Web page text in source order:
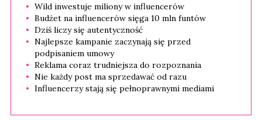
Wild inwestuje miliony w influencerów
Budżet na influencerów sięga 10 mln funtów
Dziś liczy się autentyczność
Najlepsze kampanie zaczynają się przed
podpisaniem umowy
Reklama coraz trudniejsza do rozpoznania
Nie każdy post ma sprzedawać od razu
Influencerzy stają się pełnoprawnymi mediami